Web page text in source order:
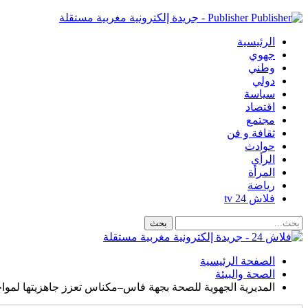
Publisher - جريدة إلكترونية مغربية مستقلة
الرئيسية
جهوي
وطني
دولي
سياسة
اقتصاد
مجتمع
ثقافة و فن
حوادث
الرأي
المرأة
رياضة
فلاش 24 tv
الصفحة الرئيسية
الصحة والبيئة
المديرية الجهوية للصحة بجهة فاس–مكناس تعزز جاهزيتها